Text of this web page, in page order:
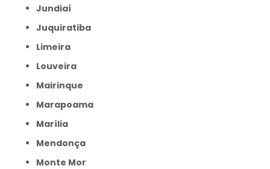
Jundiaí
Juquiratiba
Limeira
Louveira
Mairinque
Marapoama
Marília
Mendonça
Monte Mor